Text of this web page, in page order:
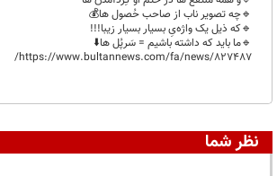
🔹️چه تصویر ناب از صاحب حُصول ها💰
🔹️که ذیل یک واژه‌یِ بسیار بسیار زیبا!!!
🔹️ما باید که داشته باشیم = سَرپُل ها⬇️
https://www.bultannews.com/fa/news/827487/
نظر شما